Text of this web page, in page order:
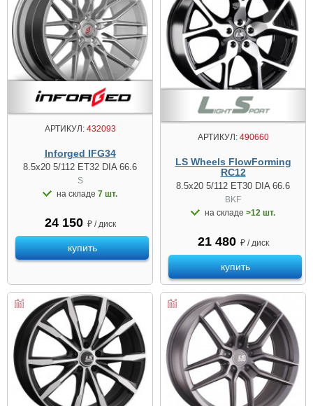
АРТИКУЛ:432093
Inforged IFG34
8.5x20 5/112 ET32 DIA 66.6
S
на складе 7 шт.
24 150 ₽ / диск
купить
АРТИКУЛ:490660
LS Wheels FlowForming
RC12
8.5x20 5/112 ET30 DIA 66.6
BKF
на складе >12 шт.
21 480 ₽ / диск
купить